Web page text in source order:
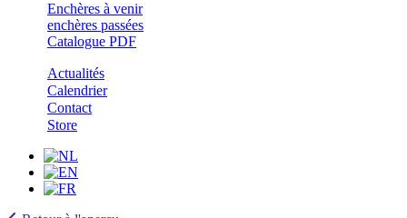
Enchères à venir
enchères passées
Catalogue PDF
Actualités
Calendrier
Contact
Store